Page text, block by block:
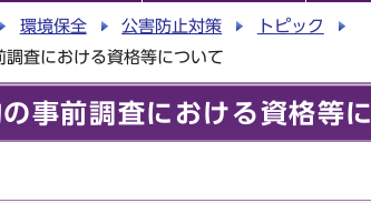
環境保全 公害防止対策
トピック
調査における資格等について
事前調査における資格等